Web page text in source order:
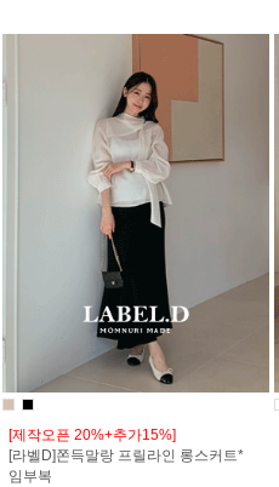
[제작오픈 20%+추가15%]
[라벨D]쫀득말랑 프릴라인 롱스커트*
임부복